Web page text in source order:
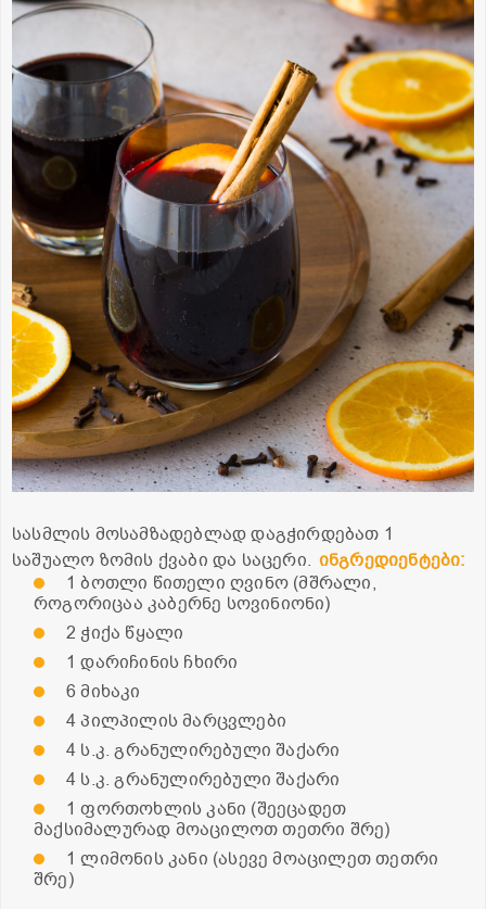
სასმლის მოსამზადებლად დაგჭირდებათ 1
საშუალო ზომის ქვაბი და საცერი. ინგრედიენტები:
1 ბოთლი წითელი ღვინო (მშრალი,
როგორიცაა კაბერნე სოვინიონი)
2 ჭიქა წყალი
1 დარიჩინის ჩხირი
6 მიხაკი
4 პილპილის მარცვლები
4 ს.კ. გრანულირებული შაქარი
4 ს.კ. გრანულირებული შაქარი
1 ფორთოხლის კანი (შეეცადეთ
მაქსიმალურად მოაცილოთ თეთრი შრე)
1 ლიმონის კანი (ასევე მოაცილეთ თეთრი
შრე)